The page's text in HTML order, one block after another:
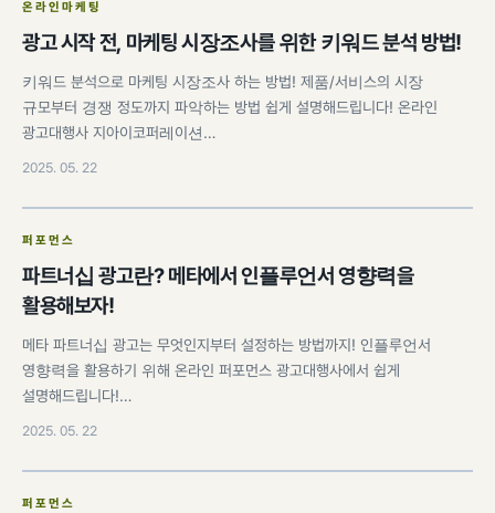
온라인마케팅
광고 시작 전, 마케팅 시장조사를 위한 키워드 분석 방법!
키워드 분석으로 마케팅 시장조사 하는 방법! 제품/서비스의 시장
규모부터 경쟁 정도까지 파악하는 방법 쉽게 설명해드립니다! 온라인
광고대행사 지아이코퍼레이션…
2025. 05. 22
퍼포먼스
파트너십 광고란? 메타에서 인플루언서 영향력을
활용해보자!
메타 파트너십 광고는 무엇인지부터 설정하는 방법까지! 인플루언서
영향력을 활용하기 위해 온라인 퍼포먼스 광고대행사에서 쉽게
설명해드립니다!…
2025. 05. 22
퍼포먼스